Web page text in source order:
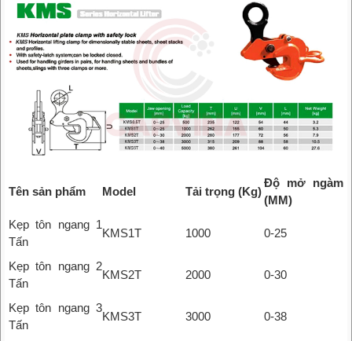
Tên sản phẩm Model Tải trọng (Kg)
Độ mở ngàm
(MM)
Kẹp tôn ngang 1
Tấn
KMS1T 1000 0-25
Kẹp tôn ngang 2
Tấn
KMS2T 2000 0-30
Kẹp tôn ngang 3
Tấn
KMS3T 3000 0-38